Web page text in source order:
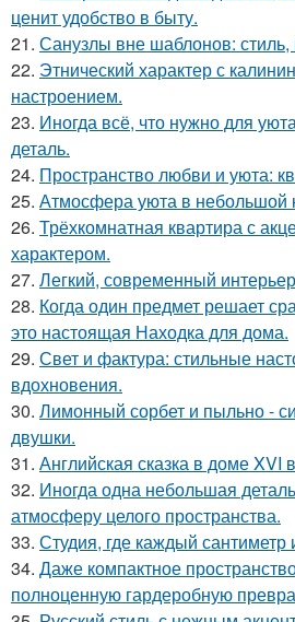
ценит удобство в быту.
21. Санузлы вне шаблонов: стиль,
22. Этнический характер с
настроением.
23. Иногда всё, что нужно для
деталь.
24. Пространство любви и уюта:
25. Атмосфера уюта в небольшой
26. Трёхкомнатная квартира с
характером.
27. Легкий, современный
28. Когда один предмет решает
это настоящая Находка для дома.
29. Свет и фактура: стильные
вдохновения.
30. Лимонный сорбет и пыльно -
двушки.
31. Английская сказка в доме XVI
32. Иногда одна небольшая
атмосферу целого пространства.
33. Студия, где каждый сантиметр
34. Даже компактное
полноценную гардеробную